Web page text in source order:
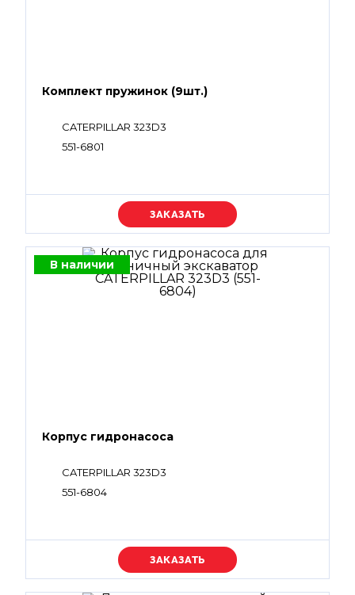
Комплект пружинок (9шт.)
CATERPILLAR 323D3
551-6801
Уточняйте цену
В наличии
Корпус гидронасоса
CATERPILLAR 323D3
551-6804
Уточняйте цену